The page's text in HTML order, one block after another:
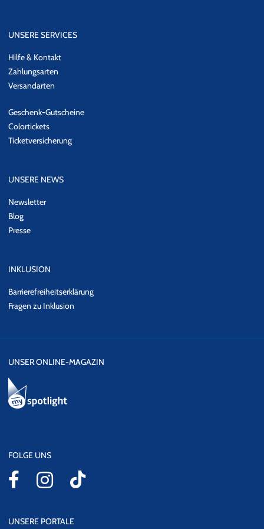
UNSERE SERVICES
Hilfe & Kontakt
Zahlungsarten
Versandarten
Geschenk-Gutscheine
Colortickets
Ticketversicherung
UNSERE NEWS
Newsletter
Blog
Presse
INKLUSION
Barrierefreiheitserklärung
Fragen zu Inklusion
UNSER ONLINE-MAGAZIN
FOLGE UNS
UNSERE PORTALE